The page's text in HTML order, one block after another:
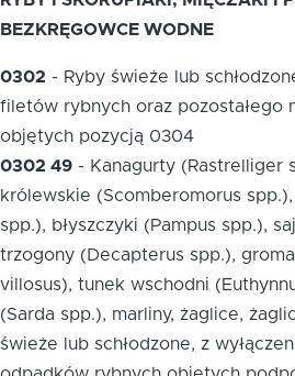
BEZKRĘGOWCE WODNE
0302 - Ryby świeże lub
filetów rybnych oraz pozostałego
objętych pozycją 0304
0302 49 - Kanagurty (Rastrelliger
królewskie (Scomberomorus
spp.), błyszczyki (Pampus spp.),
trzogony (Decapterus spp.),
villosus), tunek wschodni
(Sarda spp.), marliny, żaglice,
świeże lub schłodzone, z